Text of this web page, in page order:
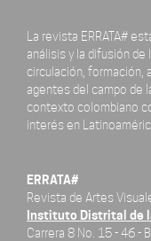
La revista ERRATA#
análisis y la difusión
circulación, formación,
agentes del campo de
contexto colombiano
interés en
ERRATA#
Revista de Artes
Instituto Distrital de
Carrera 8 No. 15 - 46 -